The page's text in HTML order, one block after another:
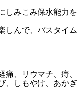
しみこみ保水能力を
しんで、バスタイム
痛、リウマチ、痔、
、しもやけ、あかぎ